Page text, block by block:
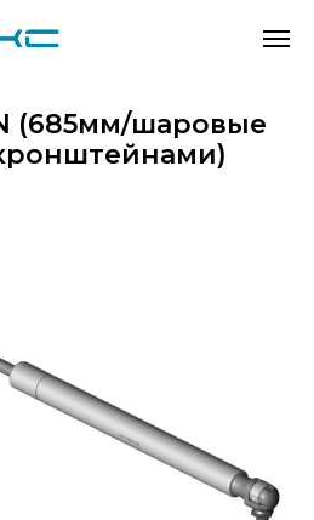
(685мм/шаровые